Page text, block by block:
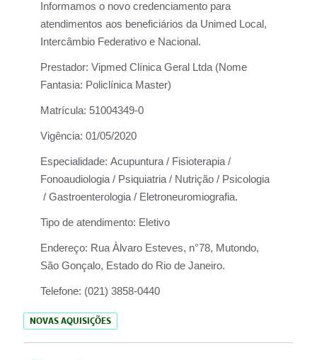
Informamos o novo credenciamento para
atendimentos aos beneficiários da Unimed Local,
Intercâmbio Federativo e Nacional.
Prestador: Vipmed Clínica Geral Ltda (Nome
Fantasia: Policlínica Master)
Matrícula: 51004349-0
Vigência: 01/05/2020
Especialidade: Acupuntura / Fisioterapia /
Fonoaudiologia / Psiquiatria / Nutrição / Psicologia
/ Gastroenterologia / Eletroneuromiografia.
Tipo de atendimento: Eletivo
Endereço: Rua Àlvaro Esteves, n°78, Mutondo,
São Gonçalo, Estado do Rio de Janeiro.
Telefone: (021) 3858-0440
NOVAS AQUISIÇÕES